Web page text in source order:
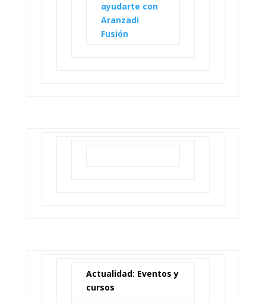
ayudarte con
Aranzadi
Fusión
Actualidad: Eventos y
cursos